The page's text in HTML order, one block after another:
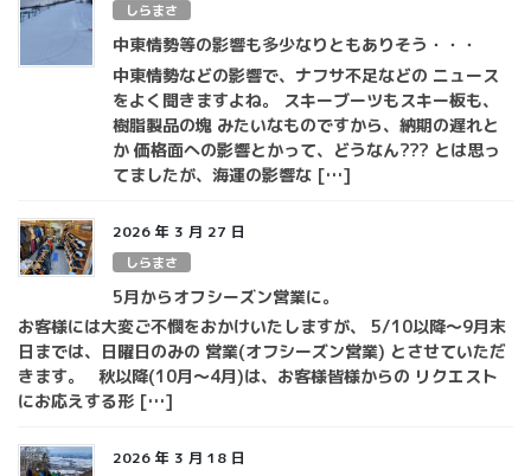
しらまさ
中東情勢等の影響も多少なりともありそう・・・
中東情勢などの影響で、ナフサ不足などの ニュース
をよく聞きますよね。 スキーブーツもスキー板も、
樹脂製品の塊 みたいなものですから、納期の遅れと
か 価格面への影響とかって、どうなん??? とは思っ
てましたが、海運の影響な […]
2026 年 3 月 27 日
しらまさ
5月からオフシーズン営業に。
お客様には大変ご不憫をおかけいたしますが、 5/10以降～9月末
日までは、日曜日のみの 営業(オフシーズン営業) とさせていただ
きます。 秋以降(10月～4月)は、お客様皆様からの リクエスト
にお応えする形 […]
2026 年 3 月 18 日